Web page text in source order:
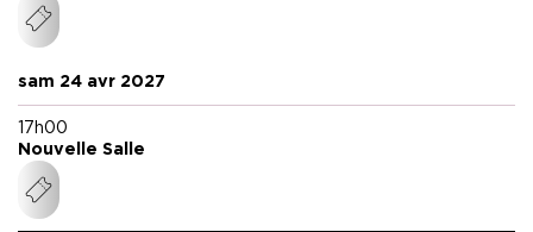
sam 24 avr 2027
17h00
Nouvelle Salle